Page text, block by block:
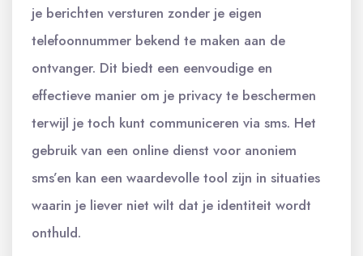
je berichten versturen zonder je eigen
telefoonnummer bekend te maken aan de
ontvanger. Dit biedt een eenvoudige en
effectieve manier om je privacy te beschermen
terwijl je toch kunt communiceren via sms. Het
gebruik van een online dienst voor anoniem
sms’en kan een waardevolle tool zijn in situaties
waarin je liever niet wilt dat je identiteit wordt
onthuld.